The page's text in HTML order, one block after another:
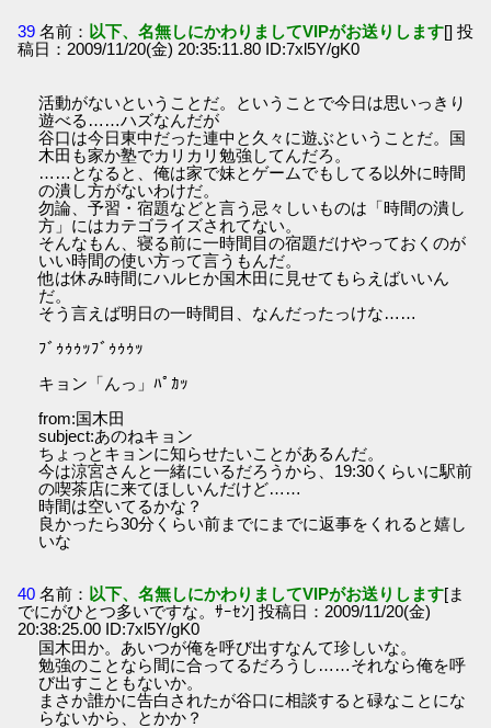
39 名前： 以下、名無しにかわりましてVIPがお送りします[] 投
稿日：2009/11/20(金) 20:35:11.80 ID:7xl5Y/gK0
活動がないということだ。ということで今日は思いっきり
遊べる……ハズなんだが
谷口は今日東中だった連中と久々に遊ぶということだ。国
木田も家か塾でカリカリ勉強してんだろ。
……となると、俺は家で妹とゲームでもしてる以外に時間
の潰し方がないわけだ。
勿論、予習・宿題などと言う忌々しいものは「時間の潰し
方」にはカテゴライズされてない。
そんなもん、寝る前に一時間目の宿題だけやっておくのが
いい時間の使い方って言うもんだ。
他は休み時間にハルヒか国木田に見せてもらえばいいん
だ。
そう言えば明日の一時間目、なんだったっけな……
ﾌﾞｩｩｩｯﾌﾞｩｩｩｯ
キョン「んっ」ﾊﾟｶｯ
from:国木田
subject:あのねキョン
ちょっとキョンに知らせたいことがあるんだ。
今は涼宮さんと一緒にいるだろうから、19:30くらいに駅前
の喫茶店に来てほしいんだけど……
時間は空いてるかな？
良かったら30分くらい前までにまでに返事をくれると嬉し
いな
40 名前： 以下、名無しにかわりましてVIPがお送りします[ま
でにがひとつ多いですな。ｻｰｾﾝ] 投稿日：2009/11/20(金)
20:38:25.00 ID:7xl5Y/gK0
国木田か。あいつが俺を呼び出すなんて珍しいな。
勉強のことなら間に合ってるだろうし……それなら俺を呼
び出すこともないか。
まさか誰かに告白されたが谷口に相談すると碌なことにな
らないから、とかか？